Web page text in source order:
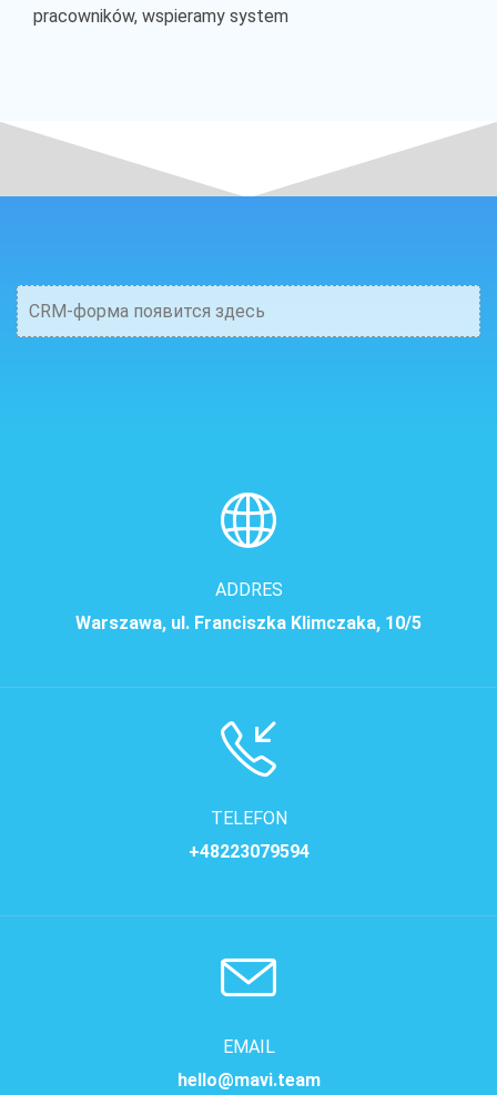
pracowników, wspieramy system
CRM-форма появится здесь
ADDRES
Warszawa, ul. Franciszka Klimczaka, 10/5
TELEFON
+48223079594
EMAIL
hello@mavi.team